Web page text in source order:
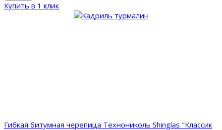
Купить в 1 клик
Гибкая битумная черепица Технониколь Shinglas "Классик